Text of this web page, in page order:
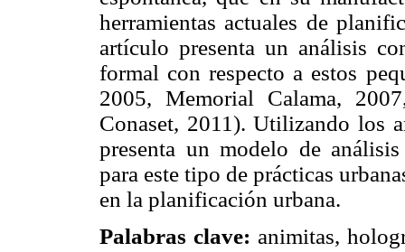
herramientas actuales de
artículo presenta un análisis
formal con respecto a estos
2005, Memorial Calama,
Conaset, 2011). Utilizando los
presenta un modelo de
para este tipo de prácticas
en la planificación urbana.
Palabras clave: animitas,